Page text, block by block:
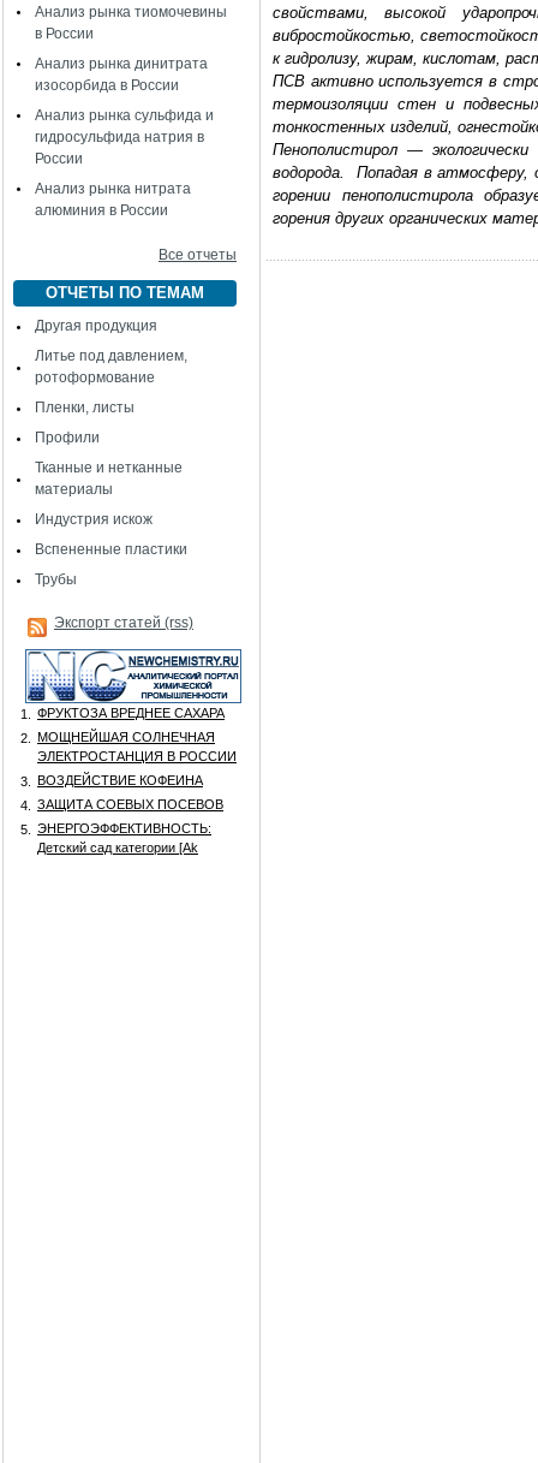
Анализ рынка тиомочевины
в России
Анализ рынка динитрата
изосорбида в России
Анализ рынка сульфида и
гидросульфида натрия в
России
Анализ рынка нитрата
алюминия в России
Все отчеты
ОТЧЕТЫ ПО ТЕМАМ
Другая продукция
Литье под давлением,
ротоформование
Пленки, листы
Профили
Тканные и нетканные
материалы
Индустрия искож
Вспененные пластики
Трубы
Экспорт статей (rss)
1.
ФРУКТОЗА ВРЕДНЕЕ САХАРА
2.
МОЩНЕЙШАЯ СОЛНЕЧНАЯ
ЭЛЕКТРОСТАНЦИЯ В РОССИИ
3.
ВОЗДЕЙСТВИЕ КОФЕИНА
4.
ЗАЩИТА СОЕВЫХ ПОСЕВОВ
5.
ЭНЕРГОЭФФЕКТИВНОСТЬ:
Детский сад категории [Аk
свойствами, высокой
вибростойкостью,
к гидролизу, жирам, кислотам,
ПСВ активно используется в
термоизоляции стен и
тонкостенных изделий,
Пенополистирол —
водорода. Попадая в атмосферу,
горении пенополистирола
горения других органических